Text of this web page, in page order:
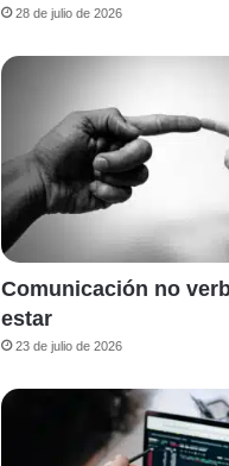
28 de julio de 2026
Comunicación no
estar
23 de julio de 2026